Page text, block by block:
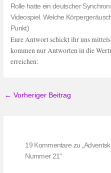
Rolle hatte ein deutscher
Videospiel. Welche
Punkt)
Eure Antwort schickt ihr uns
kommen nur Antworten in die
erreichen:
← Vorheriger Beitrag
19 Kommentare zu
Nummer 21“